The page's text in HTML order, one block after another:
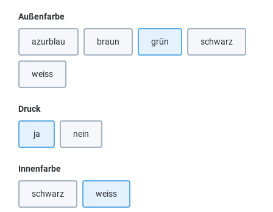
Außenfarbeauswählen
azurblau braun(Diese Option ist zurzeit nicht verfügbar.)
grün schwarz(Diese Option ist
weiss
Druckauswählen
ja nein
Innenfarbeauswählen
schwarz(Diese Option ist zurzeit nicht verfügbar.)
weiss